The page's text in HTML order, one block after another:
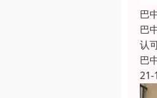
巴
巴
认
巴
21-